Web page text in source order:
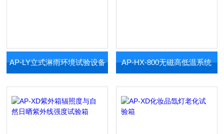
AP-LY立式淋雨环境试验设备 AP-HX-800无磁高低温系统